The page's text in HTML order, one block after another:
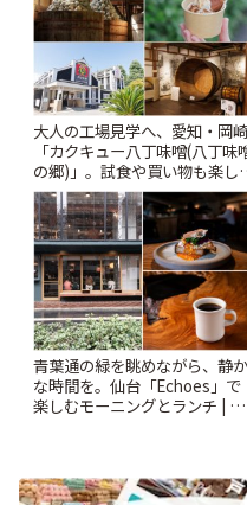
大人の工場見学へ、愛知・岡崎
「カクキュー八丁味噌(八丁味
の郷)」。試食や買い物も楽し
♪ | ことりっぷ
青葉通の緑を眺めながら、静か
な時間を。仙台「Echoes」で
楽しむモーニングとランチ | こ